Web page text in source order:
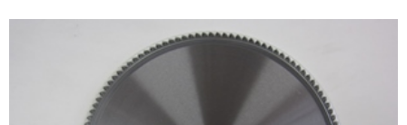
『のこや』の製品について